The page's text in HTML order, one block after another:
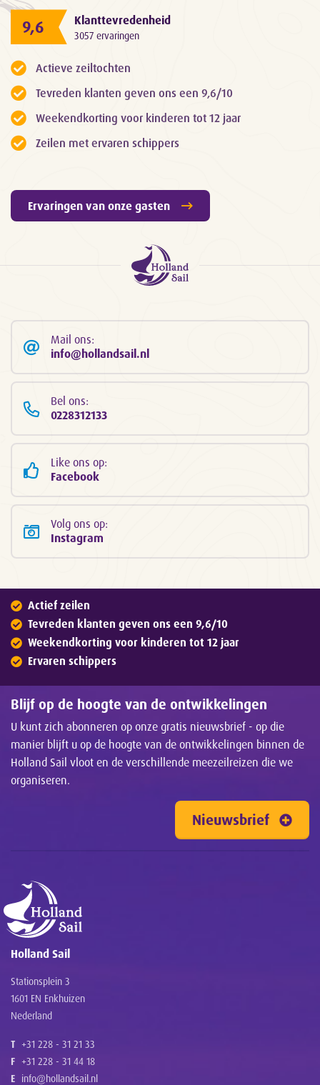
9,6 Klanttevredenheid
3057 ervaringen
Actieve zeiltochten
Tevreden klanten geven ons een 9,6/10
Weekendkorting voor kinderen tot 12 jaar
Zeilen met ervaren schippers
Ervaringen van onze gasten
Mail ons:
info@hollandsail.nl
Bel ons:
0228312133
Like ons op:
Facebook
Volg ons op:
Instagram
Actief zeilen
Tevreden klanten geven ons een 9,6/10
Weekendkorting voor kinderen tot 12 jaar
Ervaren schippers
Blijf op de hoogte van de ontwikkelingen
U kunt zich abonneren op onze gratis nieuwsbrief - op die
manier blijft u op de hoogte van de ontwikkelingen binnen de
Holland Sail vloot en de verschillende meezeilreizen die we
organiseren.
Nieuwsbrief
Holland Sail
Stationsplein 3
1601 EN Enkhuizen
Nederland
T +31 228 - 31 21 33
F +31 228 - 31 44 18
E info@hollandsail.nl